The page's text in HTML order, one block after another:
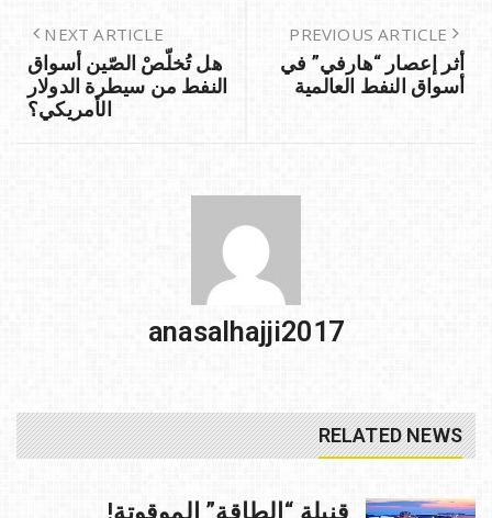
o
o
o
n
أثر إعصار “هارفي” في
أسواق النفط العالمية
NEXT ARTICLE
هل تُخلّصْ الصّين أسواق
النفط من سيطرة الدولار
الأمريكي؟
anasalhajji2017
RELATED NEWS
قنبلة “الطاقة” الموقوتة!